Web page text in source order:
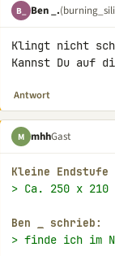
B_ Ben _.
Klingt nicht
Kannst Du auf
Antwort
M mhhGast
Kleine Endstufe
> Ca. 250 x 210
Ben schrieb:
> finde ich im